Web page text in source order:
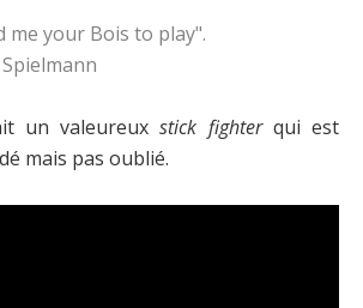
me your Bois to play".
un valeureuxstick fighterqui est
mais pas oublié.